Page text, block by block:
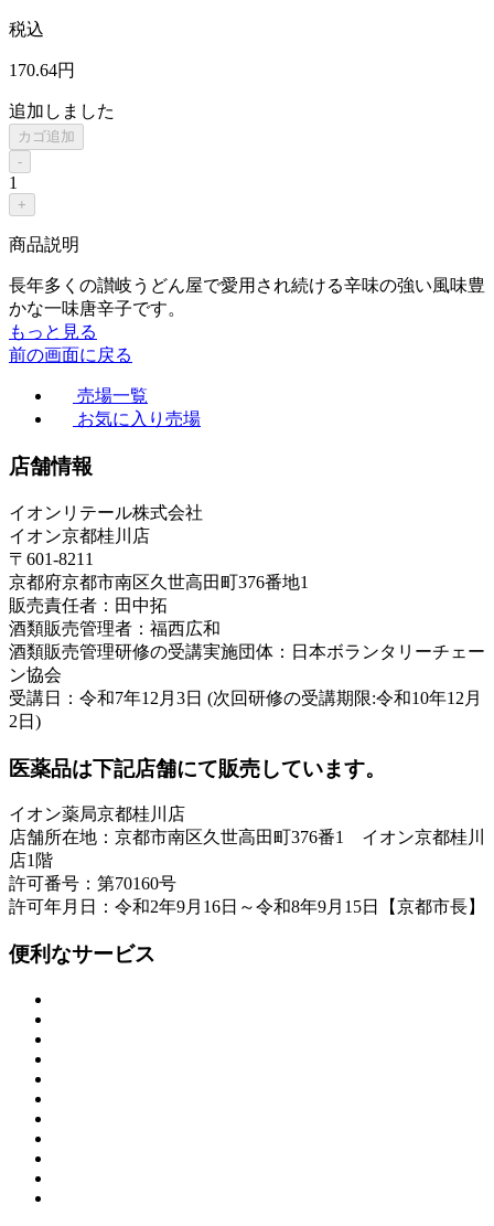
税込
170.64円
追加しました
カゴ追加
-
1
+
商品説明
長年多くの讃岐うどん屋で愛用され続ける辛味の強い風味豊
かな一味唐辛子です。
もっと見る
前の画面に戻る
売場一覧
お気に入り売場
店舗情報
イオンリテール株式会社
イオン京都桂川店
〒601-8211
京都府京都市南区久世高田町376番地1
販売責任者：田中拓
酒類販売管理者：福西広和
酒類販売管理研修の受講実施団体：日本ボランタリーチェー
ン協会
受講日：令和7年12月3日 (次回研修の受講期限:令和10年12月
2日)
医薬品は下記店舗にて販売しています。
イオン薬局京都桂川店
店舗所在地：京都市南区久世高田町376番1 イオン京都桂川
店1階
許可番号：第70160号
許可年月日：令和2年9月16日～令和8年9月15日【京都市長】
便利なサービス